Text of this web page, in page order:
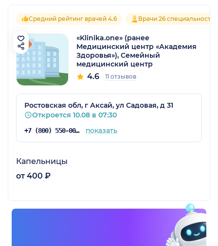
Средний рейтинг врачей 4.6 Врачи 26 специальностей
«Klinika.one» (ранее
Медицинский центр «Академия
Здоровья»), Семейный
медицинский центр
4.6 11 отзывов
Ростовская обл, г Аксай, ул Садовая, д 31
Откроется 10.08 в 07:30
+7 (800) 550-00-83 показать
Капельницы
от 400 ₽